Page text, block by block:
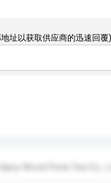
址以获取供应商的迅速回覆)
Spicy Wood Poria Tea Co.,